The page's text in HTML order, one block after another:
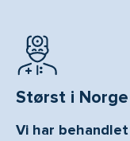
Størst i Norge
Vi har